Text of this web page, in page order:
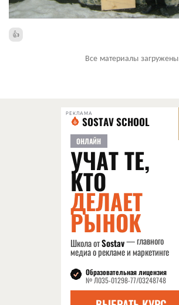
Все материалы загружены
РЕКЛАМА